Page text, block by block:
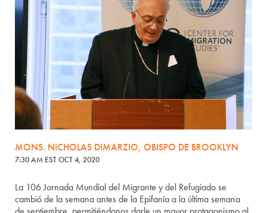
MONS. NICHOLAS DIMARZIO, OBISPO DE BROOKLYN
7:30 AM EST OCT 4, 2020
La 106 Jornada Mundial del Migrante y del Refugiado se
cambió de la semana antes de la Epifanía a la última semana